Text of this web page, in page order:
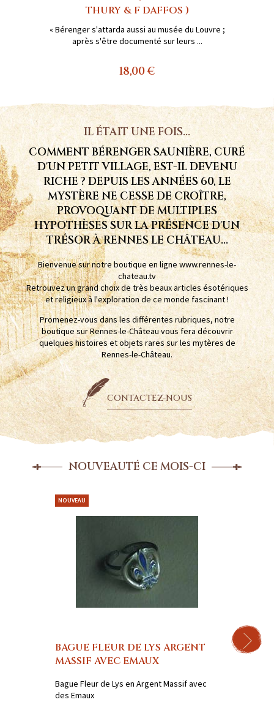
THURY & F DAFFOS )
« Bérenger s'attarda aussi au musée du Louvre ;
après s'être documenté sur leurs ...
18,00 €
IL ÉTAIT UNE FOIS...
COMMENT BÉRENGER SAUNIÈRE, CURÉ
D'UN PETIT VILLAGE, EST-IL DEVENU
RICHE ? DEPUIS LES ANNÉES 60, LE
MYSTÈRE NE CESSE DE CROÎTRE,
PROVOQUANT DE MULTIPLES
HYPOTHÈSES SUR LA PRÉSENCE D'UN
TRÉSOR À RENNES LE CHÂTEAU...
Bienvenue sur notre boutique en ligne www.rennes-le-
chateau.tv
Retrouvez un grand choix de très beaux articles ésotériques
et religieux à l'exploration de ce monde fascinant !
Promenez-vous dans les différentes rubriques, notre
boutique sur Rennes-le-Château vous fera découvrir
quelques histoires et objets rares sur les mytères de
Rennes-le-Château.
CONTACTEZ-NOUS
NOUVEAUTÉ CE MOIS-CI
NOUVEAU
BAGUE FLEUR DE LYS ARGENT
MASSIF AVEC EMAUX
Bague Fleur de Lys en Argent Massif avec
des Emaux